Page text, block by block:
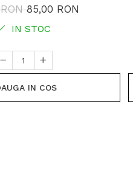
RON85,00 RON
IN STOC
IN COS